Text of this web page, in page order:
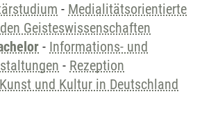
- Medialitätsorientierte
Geisteswissenschaften
- Informations- und
- Rezeption
und Kultur in Deutschland